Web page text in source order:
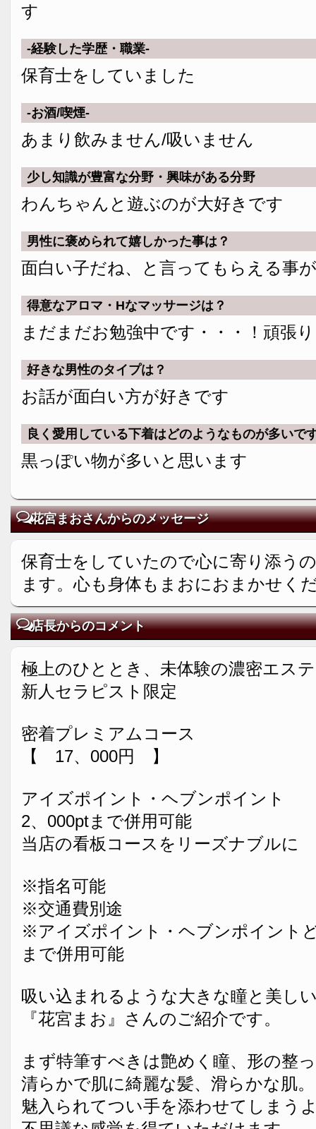
す
-経験した学歴・職業-
保育士をしていました
-お酒/喫煙-
あまり飲みません/吸いません
少し知識が豊富な分野・興味がある分野
わんちゃんと遊ぶのが大好きです
男性に褒められて嬉しかった事は？
面白い子だね、と言ってもらえる事
得意なアロマ・Hなマッサージは？
まだまだお勉強中です・・・！頑張
好きな男性のタイプは？
お話が面白い方が好きです
良く愛用している下着はどのようなものが多いで
黒っぽい物が多いと思います
花宮まおさんからのメッセージ
保育士をしていたので心に寄り添う
ます。心も身体もまおにおまかせく
店長からのコメント
極上のひととき、未体験の濃密エス
新人セラピスト限定
密着プレミアムコース
【 17、000円 】
アイズポイント・ヘブンポイント
2、000ptまで併用可能
当店の看板コースをリーズナブルに
※指名可能
※交通費別途
※アイズポイント・ヘブンポイント
まで併用可能
吸い込まれるような大きな瞳と美し
『花宮まお』さんのご紹介です。
まず特筆すべきは艶めく瞳、形の整
清らかで肌に綺麗な髪、滑らかな肌。
魅入られてつい手を添わせてしまう